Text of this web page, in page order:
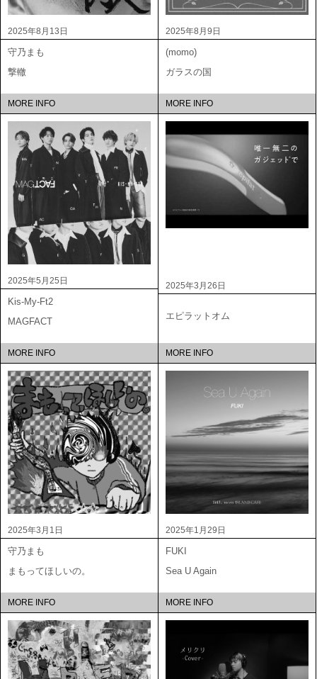
2025年8月13日
守乃まも
撃轍
MORE INFO
2025年8月9日
(momo)
ガラスの国
MORE INFO
2025年5月25日
Kis-My-Ft2
MAGFACT
MORE INFO
2025年3月26日
エピラットオム
MORE INFO
2025年3月1日
守乃まも
まもってほしいの。
MORE INFO
2025年1月29日
FUKI
Sea U Again
MORE INFO